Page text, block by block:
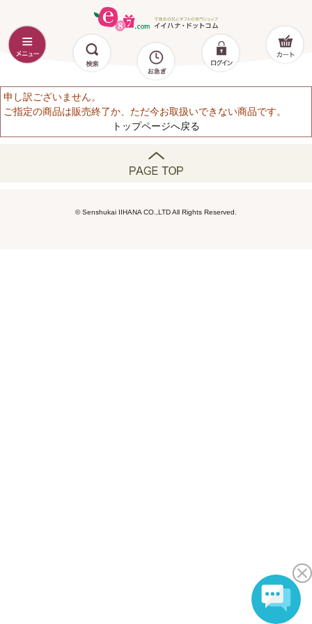
申し訳ございません。
ご指定の商品は販売終了か、ただ今お取扱いできない商品です。
トップページへ戻る
© Senshukai IIHANA CO.,LTD All Rights Reserved.